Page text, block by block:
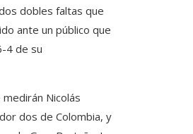
dobles faltas que
ante un público que
4 de su
Nicolás
dos de Colombia, y